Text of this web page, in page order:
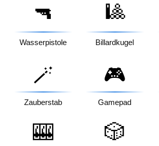
🔫
Wasserpistole
🎱
Billardkugel
🪄
Zauberstab
🎮
Gamepad
🎰 🎲